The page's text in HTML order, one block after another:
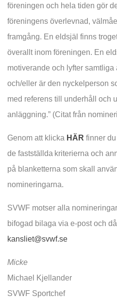
föreningen och hela tiden gör
föreningens överlevnad,
framgång. En eldsjäl finns
överallt inom föreningen. En
motiverande och lyfter
och/eller är den nyckelperson
med referens till underhåll och
anläggning.” (Citat från
Genom att klicka HÄR finner
de fastställda kriterierna och
på blanketterna som skall
nomineringarna.
SVWF motser alla
bifogad bilaga via e-post och
kansliet@svwf.se
Micke
Michael Kjellander
SVWF Sportchef